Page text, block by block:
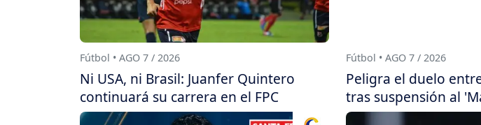
Fútbol • AGO 7 / 2026
Ni USA, ni Brasil: Juanfer Quintero
continuará su carrera en el FPC
Fútbol • AGO 7 / 2026
Peligra el duelo
tras suspensión al